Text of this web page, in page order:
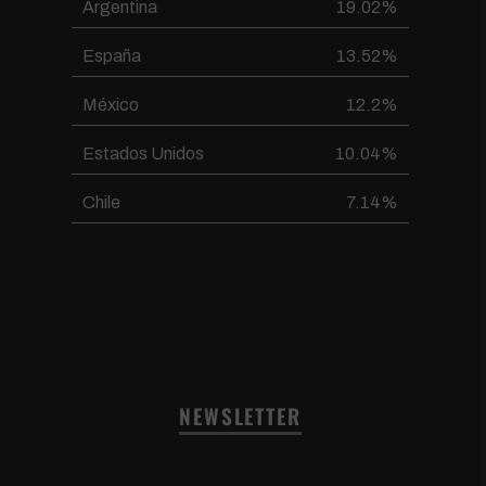
Argentina 19.02%
España 13.52%
México 12.2%
Estados Unidos 10.04%
Chile 7.14%
NEWSLETTER